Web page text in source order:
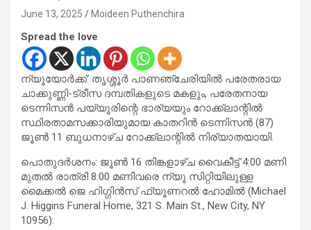
June 13, 2025 Moideen Puthenchira
Spread the love
ന്യൂയോര്‍ക്ക്: തൃശ്ശൂര്‍ പാണഞ്ചേരിയില്‍ പരേതരായ
ചാക്കുണ്ണി-ട്രീസ ദമ്പതികളുടെ മകളും, പരേതനായ
ടെന്നിസന്‍ പയ്യൂരിന്റെ ഭാര്യയും റോക്ക്‌ലാന്റില്‍
സ്ഥിരതാമസക്കാരിയുമായ കാതറിന്‍ ടെന്നിസന്‍ (87)
ജൂണ്‍ 11 ബുധനാഴ്ച റോക്ക്‌ലാന്റില്‍ നിര്യാതയായി.
പൊതുദര്‍ശനം: ജൂണ്‍ 16 തിങ്കളാഴ്ച വൈകീട്ട് 4:00 മണി
മുതല്‍ രാത്രി 8:00 മണിവരെ ന്യൂ സിറ്റിയിലുള്ള
മൈക്കൽ ജെ ഹിഗ്ഗിൻസ് ഫ്യൂണറല്‍ ഹോമില്‍ (Michael
J. Higgins Funeral Home, 321 S. Main St., New City, NY
10956).